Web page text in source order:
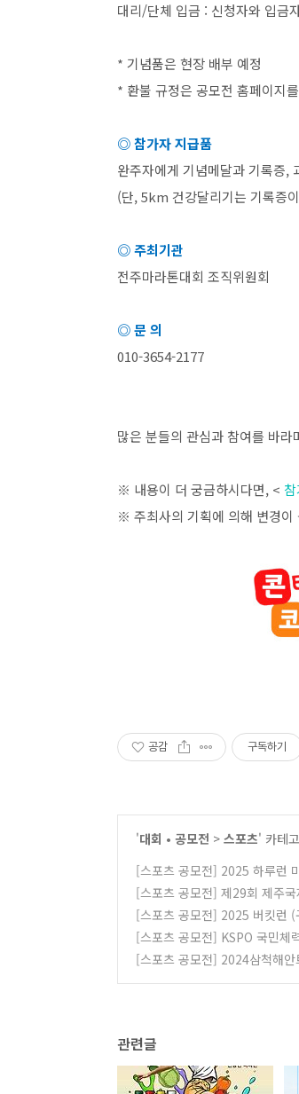
대리/단체 입금 : 신청자와 입금
* 기념품은 현장 배부 예정
* 환불 규정은 공모전 홈페이지
◎ 참가자 지급품
완주자에게 기념메달과 기록증,
(단, 5km 건강달리기는 기록증
◎ 주최기관
전주마라톤대회 조직위원회
◎ 문 의
010-3654-2177
많은 분들의 관심과 참여를 바라
※ 내용이 더 궁금하시다면, <
※ 주최사의 기획에 의해 변경이
공감 구독하기
'대회 • 공모전 > 스포츠' 카테
[스포츠 공모전] 2025 하루런
[스포츠 공모전] 제29회 제주국
[스포츠 공모전] 2025 버킷런 (
[스포츠 공모전] KSPO 국민체
[스포츠 공모전] 2024삼척해안
관련글